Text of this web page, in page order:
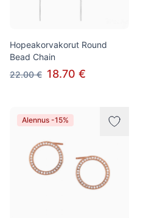
Hopeakorvakorut Round
Bead Chain
22.00 € 18.70 €
Alennus -15%